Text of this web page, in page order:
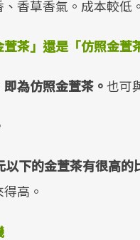
香草香氣。成本較低
茶」還是「仿照金萱
為仿照金萱茶。也可
以下的金萱茶有很高的
高。